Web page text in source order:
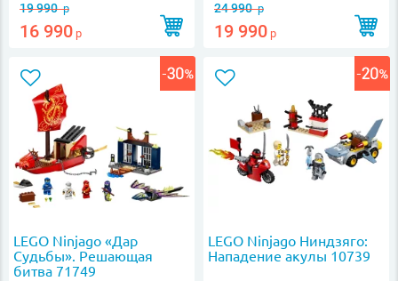
19 990р
16 990 р
24 990р
19 990 р
LEGO Ninjago «Дар
Судьбы». Решающая
битва 71749
LEGO Ninjago Ниндзяго:
Нападение акулы 10739